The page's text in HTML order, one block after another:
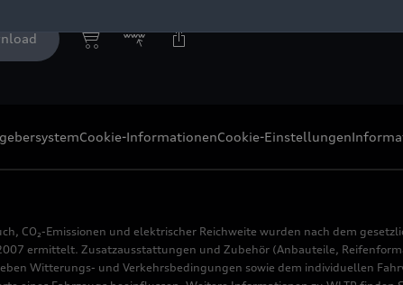
Cookie-InformationenCookie-Einstellungen
CO₂-Emissionen und elektrischer Reichweite wurden nach dem
ermittelt. Zusatzausstattungen und Zubehör (Anbauteile,
Witterungs- und Verkehrsbedingungen sowie dem individuellen